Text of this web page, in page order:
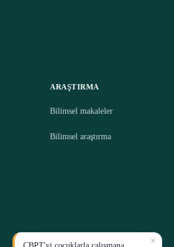
ARAŞTIRMA
Bilimsel makaleler
Bilimsel araştırma
×